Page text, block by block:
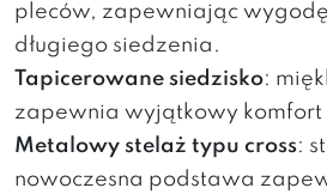
pleców, zapewniając
długiego siedzenia.
Tapicerowane siedzisko:
zapewnia wyjątkowy komfort
Metalowy stelaż typu cross:
nowoczesna podstawa